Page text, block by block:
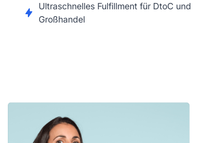
Ultraschnelles Fulfillment für DtoC und
Großhandel